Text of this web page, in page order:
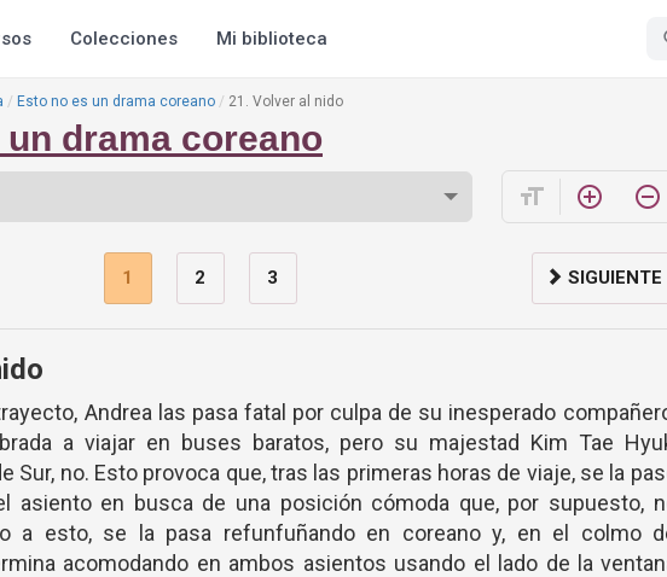
Colecciones Mi biblioteca
Esto no es un drama coreano 21. Volver al nido
drama coreano
format_size add_circle_outline remove_circle_outline
1 2 3 SIGUIENTE
Andrea las pasa fatal por culpa de su inesperado
a viajar en buses baratos, pero su majestad Kim Tae
Sur, no. Esto provoca que, tras las primeras horas de viaje, se la
asiento en busca de una posición cómoda que, por supuesto,
a esto, se la pasa refunfuñando en coreano y, en el colmo
acomodando en ambos asientos usando el lado de la